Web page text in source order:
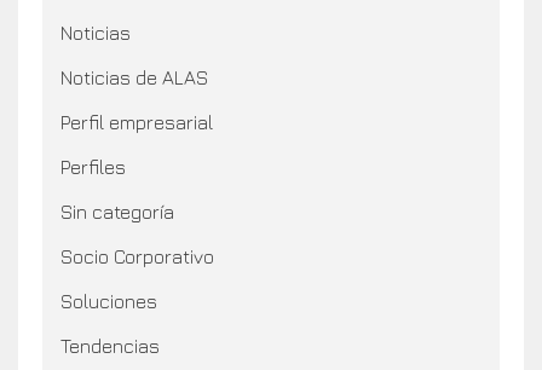
Noticias
Noticias de ALAS
Perfil empresarial
Perfiles
Sin categoría
Socio Corporativo
Soluciones
Tendencias